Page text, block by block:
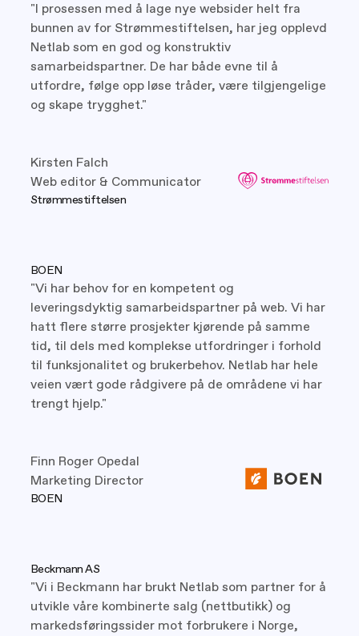
"I prosessen med å lage nye websider helt fra
bunnen av for Strømmestiftelsen, har jeg opplevd
Netlab som en god og konstruktiv
samarbeidspartner. De har både evne til å
utfordre, følge opp løse tråder, være tilgjengelige
og skape trygghet."
Kirsten Falch
Web editor & Communicator
Strømmestiftelsen
BOEN
"Vi har behov for en kompetent og
leveringsdyktig samarbeidspartner på web. Vi har
hatt flere større prosjekter kjørende på samme
tid, til dels med komplekse utfordringer i forhold
til funksjonalitet og brukerbehov. Netlab har hele
veien vært gode rådgivere på de områdene vi har
trengt hjelp."
Finn Roger Opedal
Marketing Director
BOEN
Beckmann AS
"Vi i Beckmann har brukt Netlab som partner for å
utvikle våre kombinerte salg (nettbutikk) og
markedsføringssider mot forbrukere i Norge,